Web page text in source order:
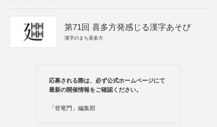
第71回 喜多方発感じる漢字あそび
漢字のまち喜多方
応募される際は、必ず公式ホームページにて
最新の開催情報をご確認ください。
「登竜門」編集部